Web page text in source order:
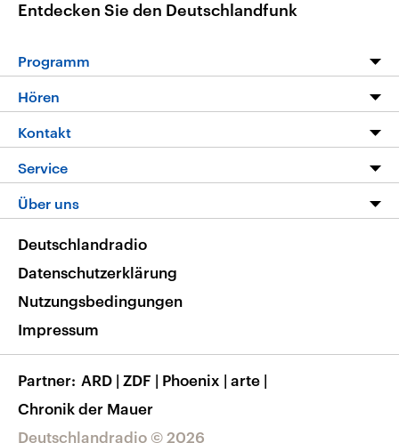
Entdecken Sie den Deutschlandfunk
Programm
Programm
Die Nachrichten
Nachrichtenleicht
Neue Beiträge auf dlf.de
Hören
Livestream
Podcasts
Deutschlandfunk App
Nachrichten App
Frequenzen
Kontakt
Hörerservice
Service
FAQ
Veranstaltungen
Musikliste
RSS
Über uns
Barrierefreiheit
Deutschlandradio © 2026
Deutschlandradio
Datenschutzerklärung
Nutzungsbedingungen
Impressum
Partner ARD | ZDF | Phoenix | arte |
Chronik der Mauer